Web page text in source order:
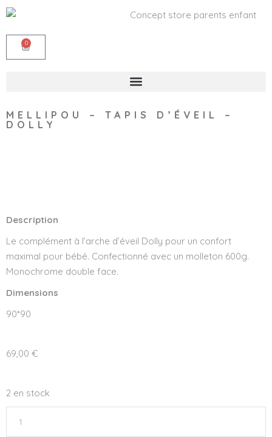
0
MELLIPOU – TAPIS D’ÉVEIL –
DOLLY
Description
Le complément à l’arche d’éveil Dolly pour un confort
maximal pour bébé. Confectionné avec un molleton 600g.
Monochrome double face.
Dimensions
90*90
69,00 €
2 en stock